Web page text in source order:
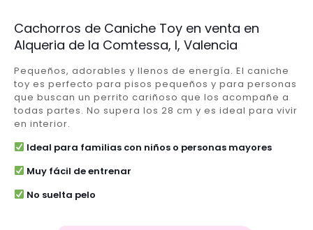
Cachorros de Caniche Toy en venta en
Alqueria de la Comtessa, l, Valencia
Pequeños, adorables y llenos de energía. El caniche
toy es perfecto para pisos pequeños y para personas
que buscan un perrito cariñoso que los acompañe a
todas partes. No supera los 28 cm y es ideal para vivir
en interior.
Ideal para familias con niños o personas mayores
Muy fácil de entrenar
No suelta pelo